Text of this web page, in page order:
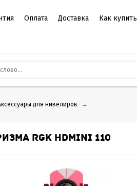
Оплата Доставка Как купить
для нивелиров →
RGK HDMINI 110